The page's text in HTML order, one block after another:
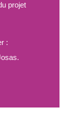
projet
: